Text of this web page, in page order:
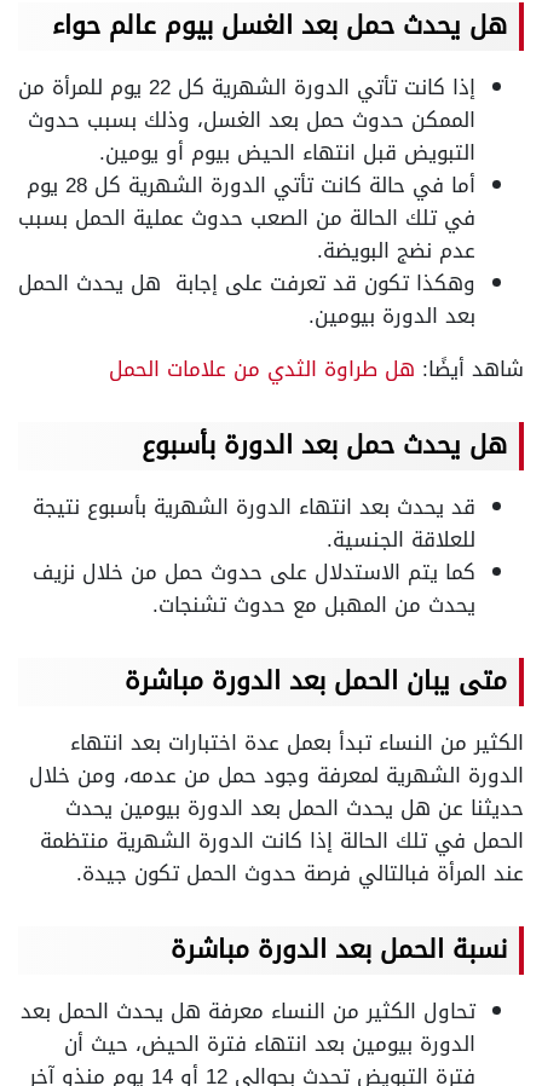
هل يحدث حمل بعد الغسل بيوم عالم حواء
إذا كانت تأتي الدورة الشهرية كل 22 يوم للمرأة من
الممكن حدوث حمل بعد الغسل، وذلك بسبب حدوث
التبويض قبل انتهاء الحيض بيوم أو يومين.
أما في حالة كانت تأتي الدورة الشهرية كل 28 يوم
في تلك الحالة من الصعب حدوث عملية الحمل بسبب
عدم نضج البويضة.
وهكذا تكون قد تعرفت على إجابة هل يحدث الحمل
بعد الدورة بيومين.
شاهد أيضًا: هل طراوة الثدي من علامات الحمل
هل يحدث حمل بعد الدورة بأسبوع
قد يحدث بعد انتهاء الدورة الشهرية بأسبوع نتيجة
للعلاقة الجنسية.
كما يتم الاستدلال على حدوث حمل من خلال نزيف
يحدث من المهبل مع حدوث تشنجات.
متى يبان الحمل بعد الدورة مباشرة
الكثير من النساء تبدأ بعمل عدة اختبارات بعد انتهاء
الدورة الشهرية لمعرفة وجود حمل من عدمه، ومن خلال
حديثنا عن هل يحدث الحمل بعد الدورة بيومين يحدث
الحمل في تلك الحالة إذا كانت الدورة الشهرية منتظمة
عند المرأة فبالتالي فرصة حدوث الحمل تكون جيدة.
نسبة الحمل بعد الدورة مباشرة
تحاول الكثير من النساء معرفة هل يحدث الحمل بعد
الدورة بيومين بعد انتهاء فترة الحيض، حيث أن
فترة التبويض تحدث بحوالي 12 أو 14 يوم منذو آخر